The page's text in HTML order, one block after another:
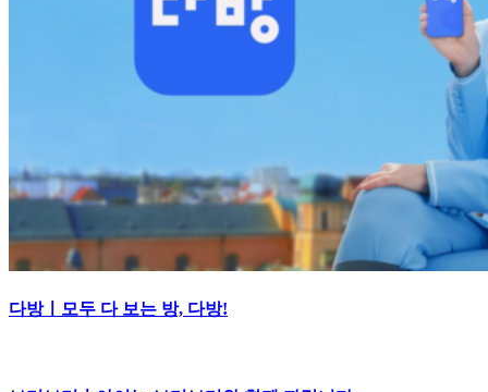
다방ㅣ모두 다 보는 방, 다방!